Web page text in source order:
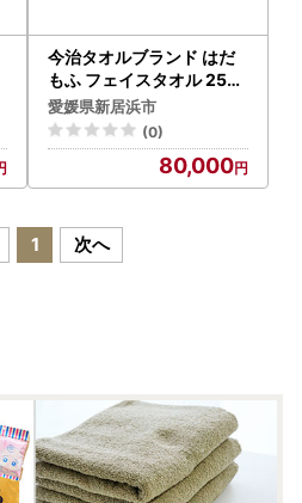
今治タオルブランド はだ
もふ フェイスタオル 25枚
(パールベージュ) 【5SEC
ONDS】
愛媛県新居浜市
(0)
80,000
1 次へ